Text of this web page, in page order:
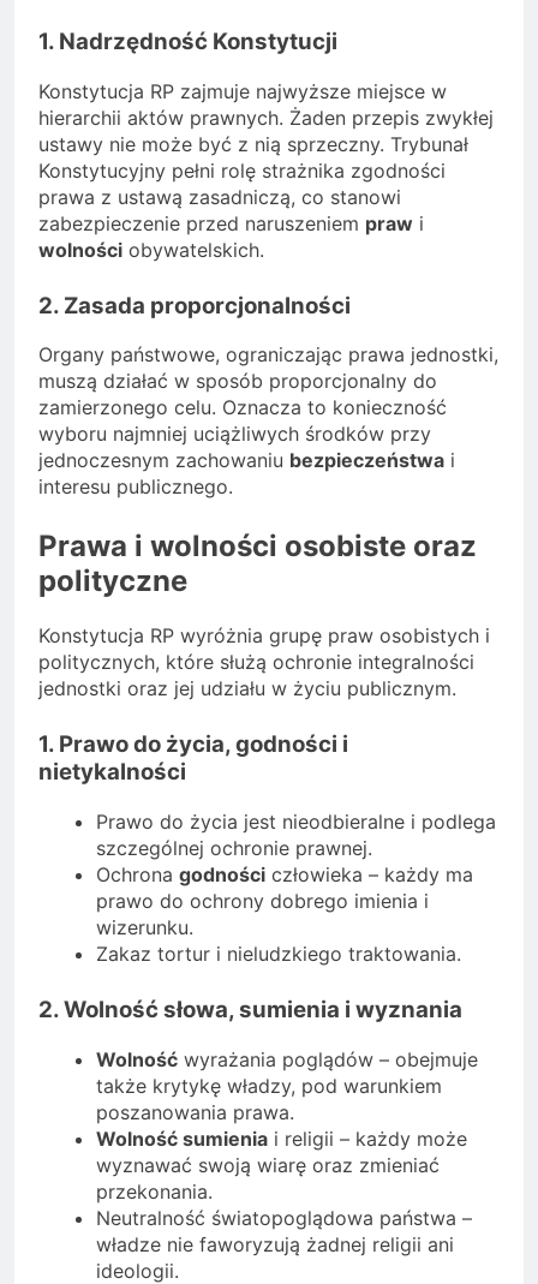
1. Nadrzędność Konstytucji
Konstytucja RP zajmuje najwyższe miejsce w
hierarchii aktów prawnych. Żaden przepis zwykłej
ustawy nie może być z nią sprzeczny. Trybunał
Konstytucyjny pełni rolę strażnika zgodności
prawa z ustawą zasadniczą, co stanowi
zabezpieczenie przed naruszeniem praw i
wolności obywatelskich.
2. Zasada proporcjonalności
Organy państwowe, ograniczając prawa jednostki,
muszą działać w sposób proporcjonalny do
zamierzonego celu. Oznacza to konieczność
wyboru najmniej uciążliwych środków przy
jednoczesnym zachowaniu bezpieczeństwa i
interesu publicznego.
Prawa i wolności osobiste oraz
polityczne
Konstytucja RP wyróżnia grupę praw osobistych i
politycznych, które służą ochronie integralności
jednostki oraz jej udziału w życiu publicznym.
1. Prawo do życia, godności i
nietykalności
Prawo do życia jest nieodbieralne i podlega
szczególnej ochronie prawnej.
Ochrona godności człowieka – każdy ma
prawo do ochrony dobrego imienia i
wizerunku.
Zakaz tortur i nieludzkiego traktowania.
2. Wolność słowa, sumienia i wyznania
Wolność wyrażania poglądów – obejmuje
także krytykę władzy, pod warunkiem
poszanowania prawa.
Wolność sumienia i religii – każdy może
wyznawać swoją wiarę oraz zmieniać
przekonania.
Neutralność światopoglądowa państwa –
władze nie faworyzują żadnej religii ani
ideologii.